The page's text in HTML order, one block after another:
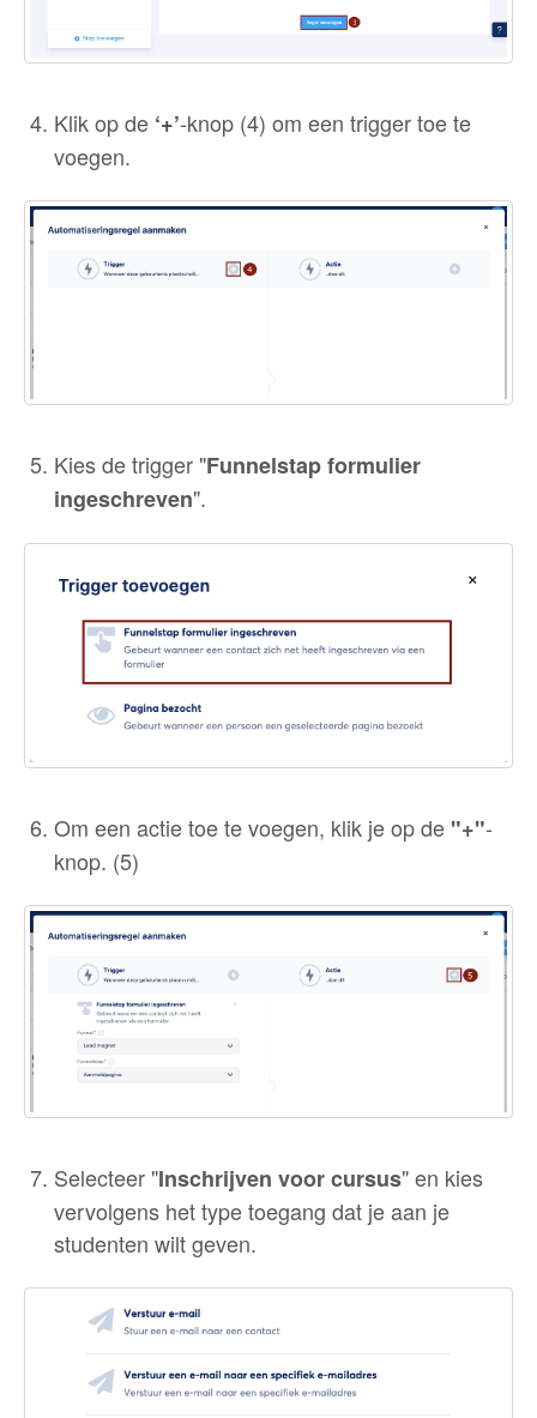
Klik op de ‘+’-knop (4) om een trigger toe te
voegen.
Kies de trigger "Funnelstap formulier
ingeschreven".
Om een actie toe te voegen, klik je op de "+"-
knop. (5)
Selecteer "Inschrijven voor cursus" en kies
vervolgens het type toegang dat je aan je
studenten wilt geven.